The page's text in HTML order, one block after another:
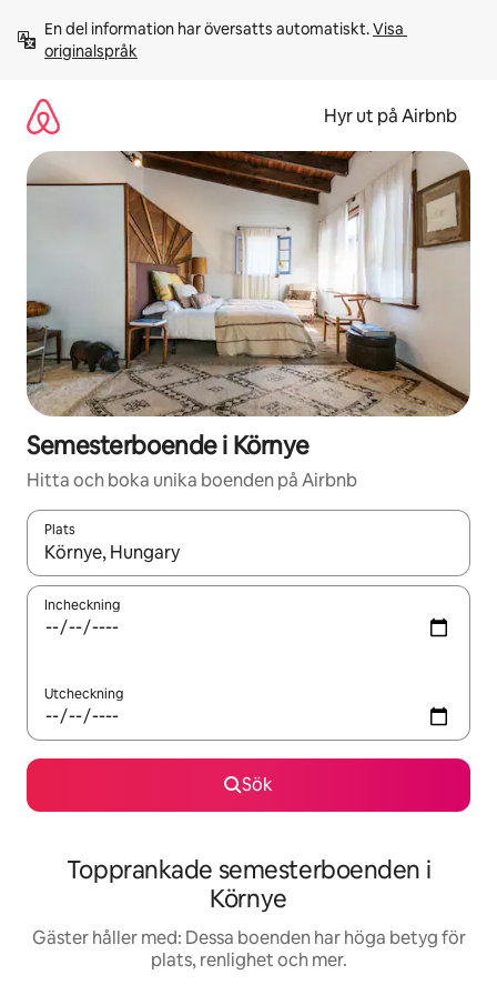
innehåll
En del information har översatts automatiskt. Visa
originalspråk
Hyr ut på Airbnb
Semesterboende i Környe
Hitta och boka unika boenden på Airbnb
Plats
När resultaten är tillgängliga kan du navigera med upp- och
Incheckning
Utcheckning
Sök
Topprankade semesterboenden i
Környe
Gäster håller med: Dessa boenden har höga betyg för
plats, renlighet och mer.